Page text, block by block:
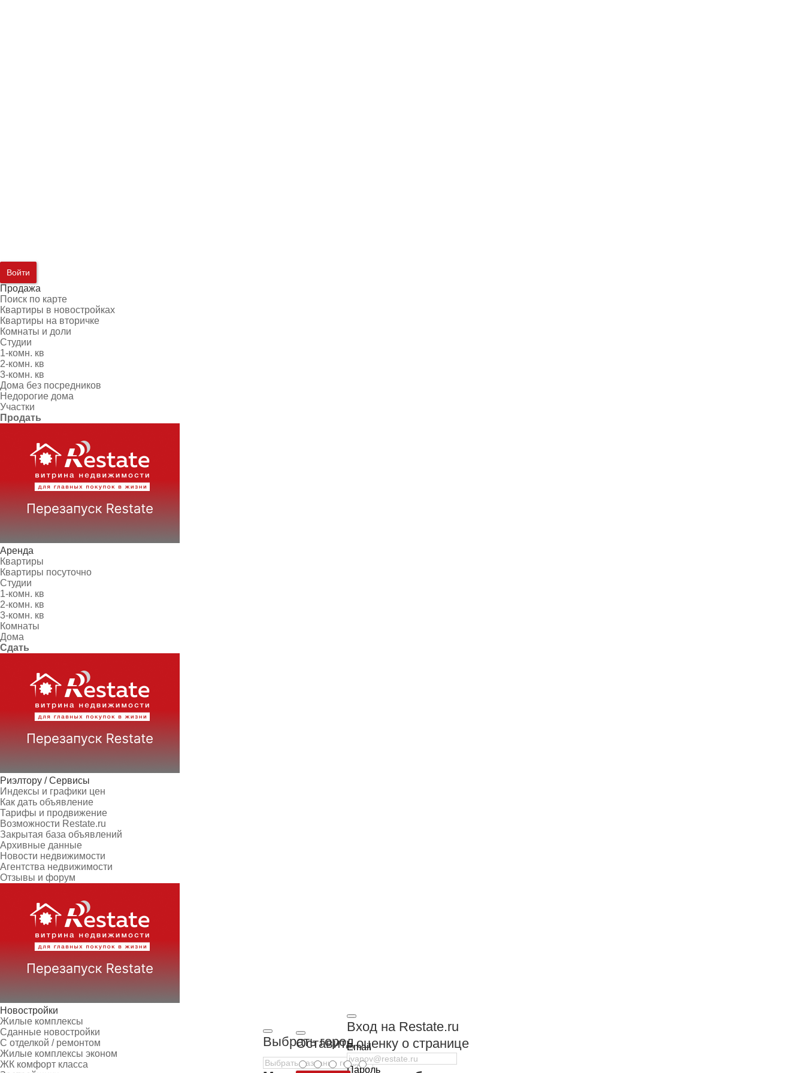
Войти
Продажа
Поиск по карте
Квартиры в новостройках
Квартиры на вторичке
Комнаты и доли
Студии
1-комн. кв
2-комн. кв
3-комн. кв
Дома без посредников
Недорогие дома
Участки
Продать
Аренда
Квартиры
Квартиры посуточно
Студии
1-комн. кв
2-комн. кв
3-комн. кв
Комнаты
Дома
Сдать
Риэлтору / Сервисы
Индексы и графики цен
Как дать объявление
Тарифы и продвижение
Возможности Restate.ru
Закрытая база объявлений
Архивные данные
Новости недвижимости
Агентства недвижимости
Отзывы и форум
Новостройки
Жилые комплексы
Сданные новостройки
С отделкой / ремонтом
Жилые комплексы эконом
ЖК комфорт класса
Выбрать город
Вход на Restate.ru
Email
Пароль
Оставить оценку о странице